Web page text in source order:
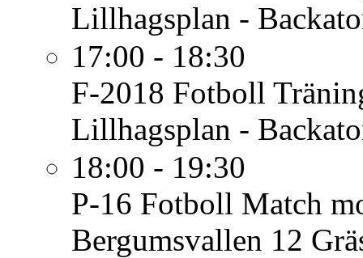
Lillhagsplan -
17:00 - 18:30
F-2018 Fotboll
Lillhagsplan -
18:00 - 19:30
P-16 Fotboll Match
Bergumsvallen 12